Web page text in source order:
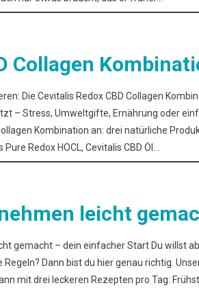
Collagen
Die Cevitalis Redox CBD Collagen
– Stress, Umweltgifte, Ernährung oder
Kombination an: drei natürliche
Redox HOCL, Cevitalis CBD Öl…
leicht
gemacht – dein einfacher Start Du willst
Dann bist du hier genau richtig.
mit drei leckeren Rezepten pro Tag: